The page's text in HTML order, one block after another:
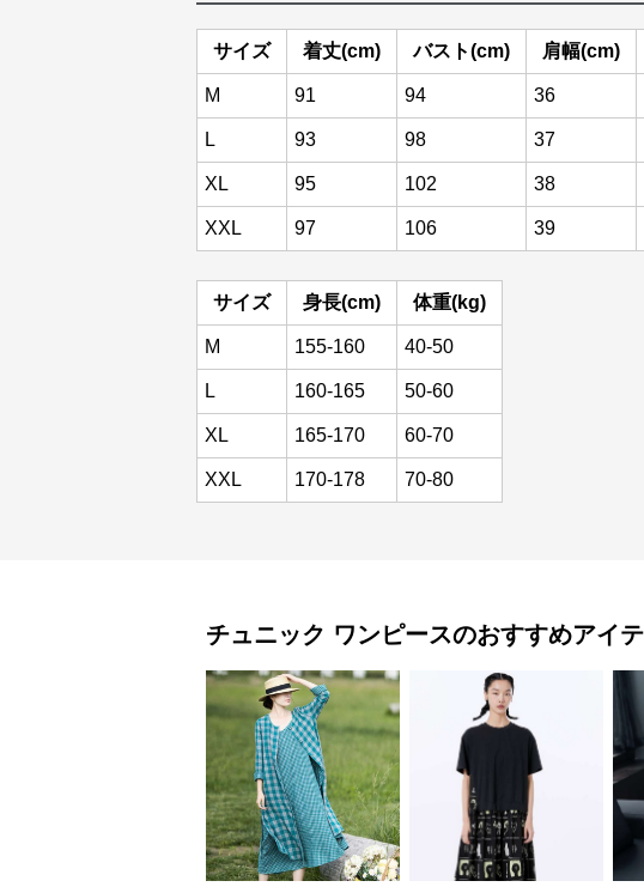
サイズ 着丈(cm) バスト(cm) 肩幅(cm)
M 91 94 36
L 93 98 37
XL 95 102 38
XXL 97 106 39
サイズ 身長(cm) 体重(kg)
M 155-160 40-50
L 160-165 50-60
XL 165-170 60-70
XXL 170-178 70-80
チュニック ワンピースのおすすめアイ